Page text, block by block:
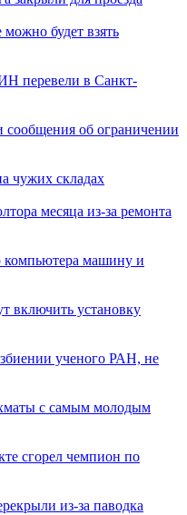
будет взять
перевели в Санкт-
об ограничении
чужих складах
месяца из-за ремонта
компьютера машину и
включить установку
ученого РАН, не
с самым молодым
сгорел чемпион по
из-за паводка